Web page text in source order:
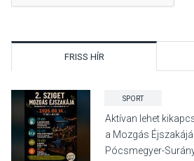
FRISS HÍR
SPORT
Aktívan lehet
a Mozgás
Pócsmegyer-